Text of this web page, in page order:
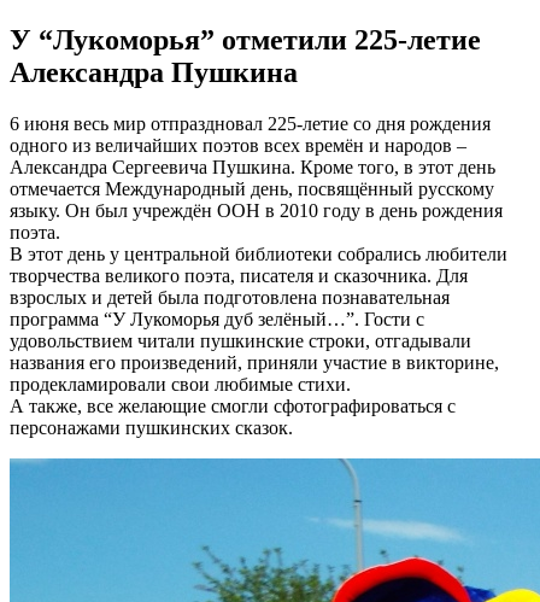
У “Лукоморья” отметили 225-летие
Александра Пушкина
6 июня весь мир отпраздновал 225-летие со дня рождения
одного из величайших поэтов всех времён и народов –
Александра Сергеевича Пушкина. Кроме того, в этот день
отмечается Международный день, посвящённый русскому
языку. Он был учреждён ООН в 2010 году в день рождения
поэта.
В этот день у центральной библиотеки собрались любители
творчества великого поэта, писателя и сказочника. Для
взрослых и детей была подготовлена познавательная
программа “У Лукоморья дуб зелёный…”. Гости с
удовольствием читали пушкинские строки, отгадывали
названия его произведений, приняли участие в викторине,
продекламировали свои любимые стихи.
А также, все желающие смогли сфотографироваться с
персонажами пушкинских сказок.